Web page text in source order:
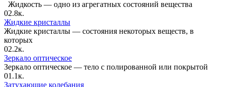
Жидкость — одно из агрегатных состояний вещества
02.8к.
Жидкие кристаллы
Жидкие кристаллы — состояния некоторых веществ, в
которых
02.2к.
Зеркало оптическое
Зеркало оптическое — тело с полированной или покрытой
01.1к.
Затухающие колебания